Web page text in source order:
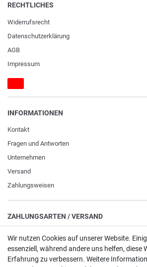
RECHTLICHES
Widerrufs­recht
Daten­schutz­erklärung
AGB
Impressum
INFORMATIONEN
Kontakt
Fragen und Antworten
Unternehmen
Versand
Zahlungsweisen
ZAHLUNGSARTEN / VERSAND
Paypal
VISA / Mastercard
Wir nutzen Cookies auf unserer Website.
essenziell, während andere uns helfen, diese
Erfahrung zu verbessern. Weitere